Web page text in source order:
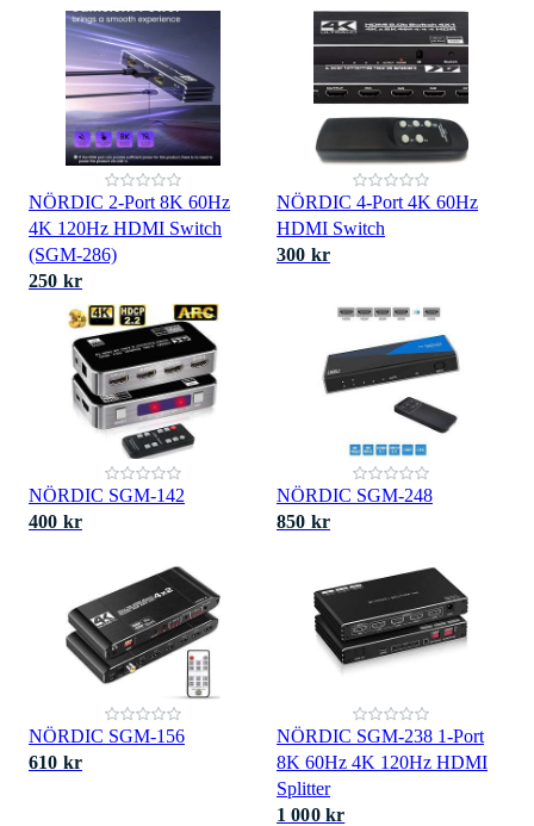
NÖRDIC 2-Port 8K 60Hz
4K 120Hz HDMI Switch
(SGM-286)
250 kr
NÖRDIC 4-Port 4K 60Hz
HDMI Switch
300 kr
NÖRDIC SGM-142
400 kr
NÖRDIC SGM-248
850 kr
NÖRDIC SGM-156
610 kr
NÖRDIC SGM-238 1-Port
8K 60Hz 4K 120Hz HDMI
Splitter
1 000 kr